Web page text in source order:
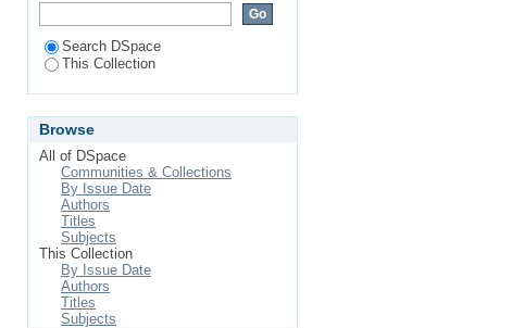
Search DSpace
This Collection
Browse
All of DSpace
Communities & Collections
By Issue Date
Authors
Titles
Subjects
This Collection
By Issue Date
Authors
Titles
Subjects